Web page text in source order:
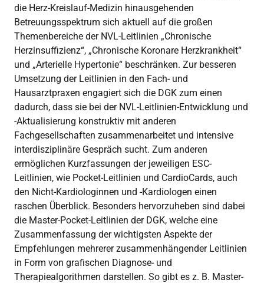
die Herz-Kreislauf-Medizin hinausgehenden
Betreuungsspektrum sich aktuell auf die großen
Themenbereiche der NVL-Leitlinien „Chronische
Herzinsuffizienz“, „Chronische Koronare Herzkrankheit“
und „Arterielle Hypertonie“ beschränken. Zur besseren
Umsetzung der Leitlinien in den Fach- und
Hausarztpraxen engagiert sich die DGK zum einen
dadurch, dass sie bei der NVL-Leitlinien-Entwicklung und
-Aktualisierung konstruktiv mit anderen
Fachgesellschaften zusammenarbeitet und intensive
interdisziplinäre Gespräch sucht. Zum anderen
ermöglichen Kurzfassungen der jeweiligen ESC-
Leitlinien, wie Pocket-Leitlinien und CardioCards, auch
den Nicht-Kardiologinnen und -Kardiologen einen
raschen Überblick. Besonders hervorzuheben sind dabei
die Master-Pocket-Leitlinien der DGK, welche eine
Zusammenfassung der wichtigsten Aspekte der
Empfehlungen mehrerer zusammenhängender Leitlinien
in Form von grafischen Diagnose- und
Therapiealgorithmen darstellen. So gibt es z. B. Master-